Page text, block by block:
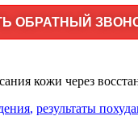
ОБРАТНЫЙ
кожи через
, результаты